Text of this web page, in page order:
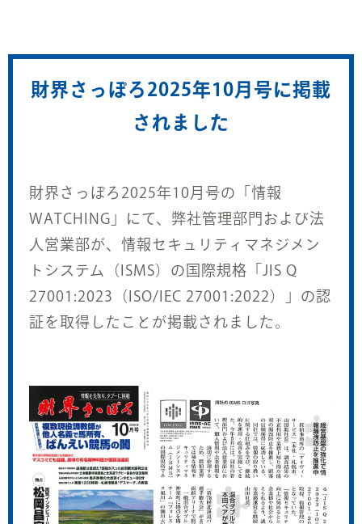
財界さっぽろ2025年10月号に掲載
されました
財界さっぽろ2025年10月号の「情報
WATCHING」にて、弊社管理部門および法
人営業部が、情報セキュリティマネジメン
トシステム（ISMS）の国際規格「JIS Q
27001:2023（ISO/IEC 27001:2022）」の認
証を取得したことが掲載されました。